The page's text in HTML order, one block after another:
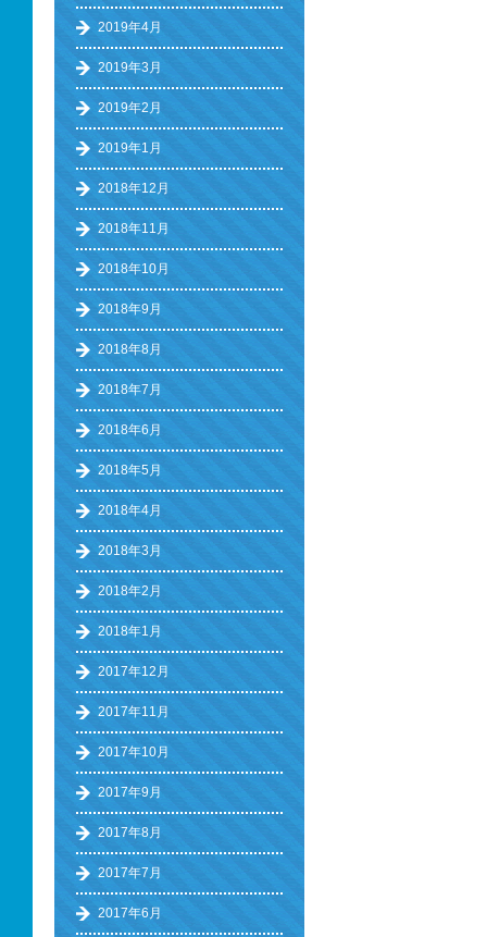
2019年4月
2019年3月
2019年2月
2019年1月
2018年12月
2018年11月
2018年10月
2018年9月
2018年8月
2018年7月
2018年6月
2018年5月
2018年4月
2018年3月
2018年2月
2018年1月
2017年12月
2017年11月
2017年10月
2017年9月
2017年8月
2017年7月
2017年6月